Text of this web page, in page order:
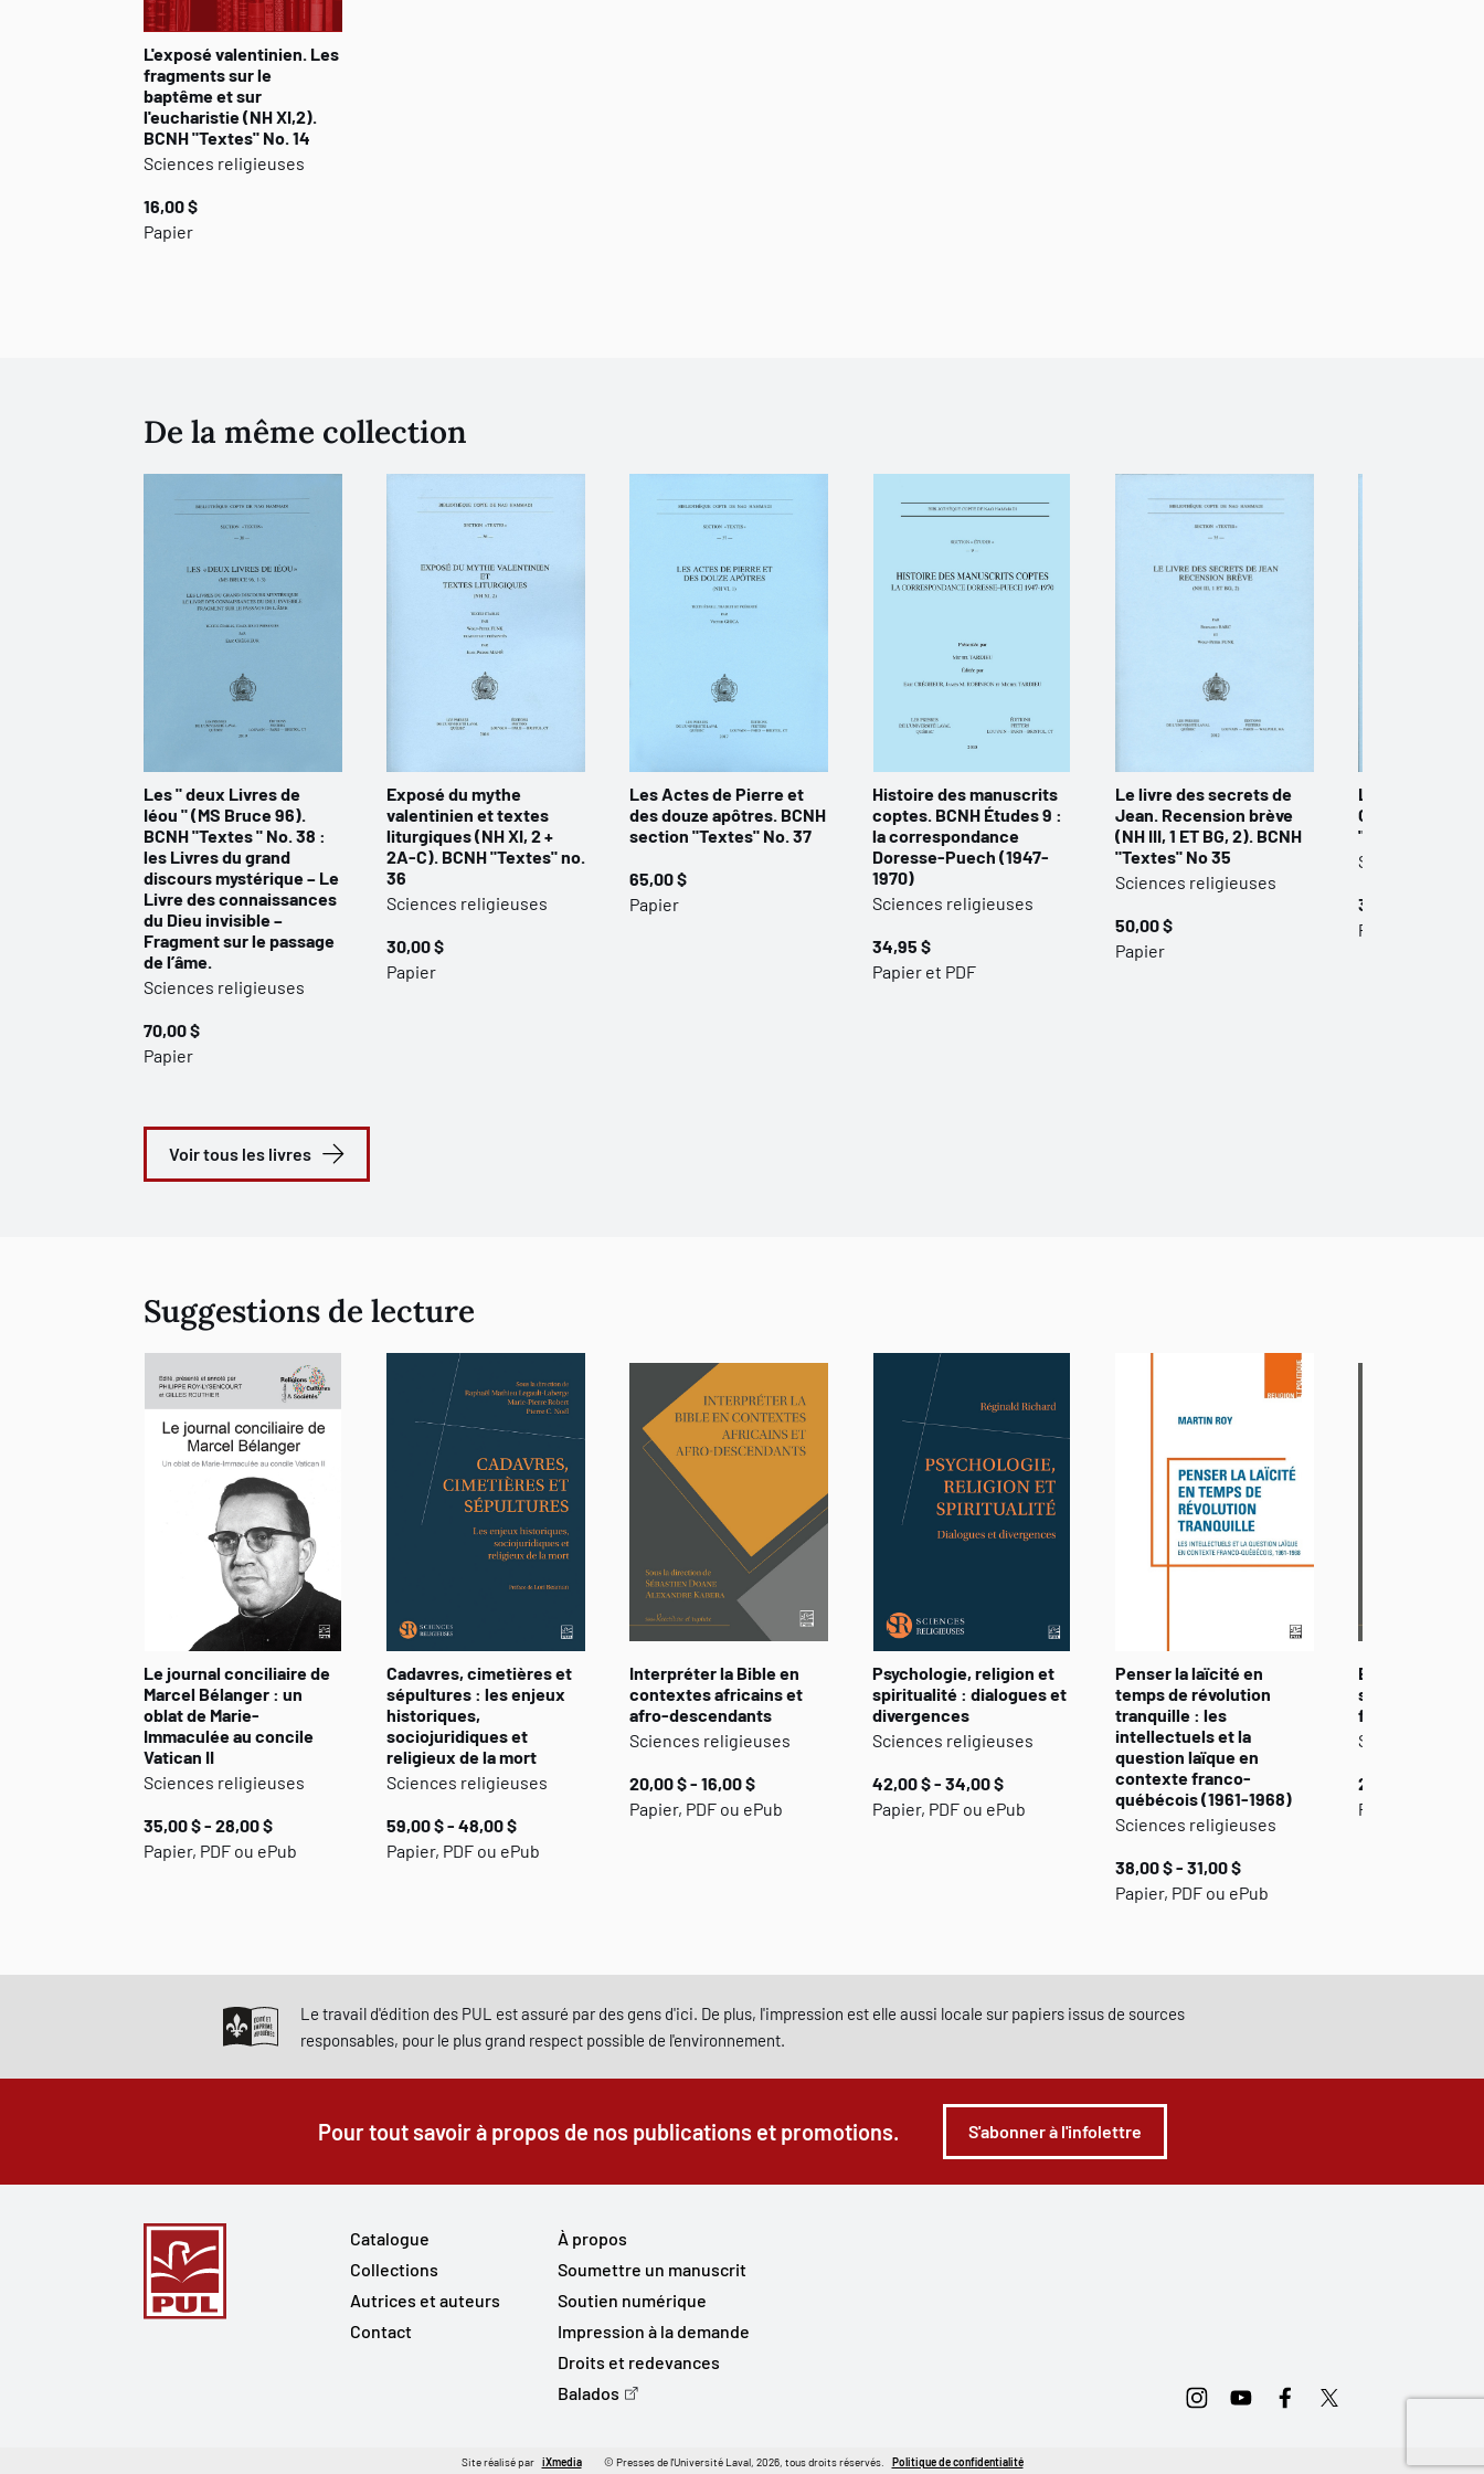
L'exposé valentinien. Les
fragments sur le
baptême et sur
l'eucharistie (NH XI,2).
BCNH "Textes" No. 14
Sciences religieuses
16,00 $
Papier
De la même collection
Les " deux Livres de
Iéou " (MS Bruce 96).
BCNH "Textes " No. 38 :
les Livres du grand
discours mystérique – Le
Livre des connaissances
du Dieu invisible –
Fragment sur le passage
de l’âme.
Sciences religieuses
70,00 $
Papier
Exposé du mythe
valentinien et textes
liturgiques (NH XI, 2 +
2A-C). BCNH "Textes" no.
36
Sciences religieuses
30,00 $
Papier
Les Actes de Pierre et
des douze apôtres. BCNH
section "Textes" No. 37
65,00 $
Papier
Histoire des manuscrits
coptes. BCNH Études 9 :
la correspondance
Doresse-Puech (1947-
1970)
Sciences religieuses
34,95 $
Papier et PDF
Le livre des secrets de
Jean. Recension brève
(NH III, 1 ET BG, 2). BCNH
"Textes" No 35
Sciences religieuses
50,00 $
Papier
L’interprétation
Gnose (NH XI,
"Textes" No. 34
Sciences
30,00 $
Papier
Voir tous les livres
Suggestions de lecture
Le journal conciliaire de
Marcel Bélanger : un
oblat de Marie-
Immaculée au concile
Vatican II
Sciences religieuses
35,00 $ - 28,00 $
Papier, PDF ou ePub
Cadavres, cimetières et
sépultures : les enjeux
historiques,
sociojuridiques et
religieux de la mort
Sciences religieuses
59,00 $ - 48,00 $
Papier, PDF ou ePub
Interpréter la Bible en
contextes africains et
afro-descendants
Sciences religieuses
20,00 $ - 16,00 $
Papier, PDF ou ePub
Psychologie, religion et
spiritualité : dialogues et
divergences
Sciences religieuses
42,00 $ - 34,00 $
Papier, PDF ou ePub
Penser la laïcité en
temps de révolution
tranquille : les
intellectuels et la
question laïque en
contexte franco-
québécois (1961-1968)
Sciences religieuses
38,00 $ - 31,00 $
Papier, PDF ou ePub
Bible, genres et
sexualités : " Ni
femelle " (Ga
Sciences
25,00 $ - 20,00
Papier et ePub
Le travail d'édition des PUL est assuré par des gens d'ici. De plus, l'impression est elle aussi locale sur papiers issus de sources
responsables, pour le plus grand respect possible de l'environnement.
Pour tout savoir à propos de nos publications et promotions. S'abonner à l'infolettre
Catalogue
Collections
Autrices et auteurs
Contact
À propos
Soumettre un manuscrit
Soutien numérique
Impression à la demande
Droits et redevances
Balados
InstagramYoutubeFacebookTwitter
Site réalisé par iXmedia © Presses de l'Université Laval, 2026, tous droits réservés. Politique de confidentialité